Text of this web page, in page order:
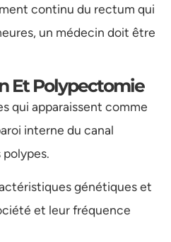
continu du rectum qui
un médecin doit être
Et Polypectomie
qui apparaissent comme
interne du canal
génétiques et
et leur fréquence